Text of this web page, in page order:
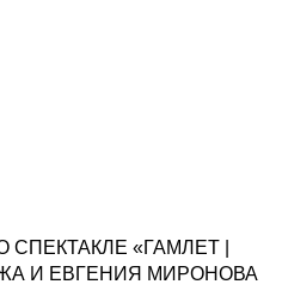
«ГАМЛЕТ |
И ЕВГЕНИЯ МИРОНОВА